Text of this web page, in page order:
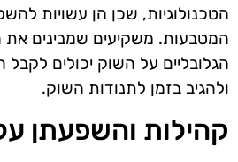
הטכנולוגיות, שכן הן עשויות
המטבעות. משקיעים שמבינים את
הגלובליים על השוק יכולים
ולהגיב בזמן לתנודות השוק.
קהילות והשפעתן